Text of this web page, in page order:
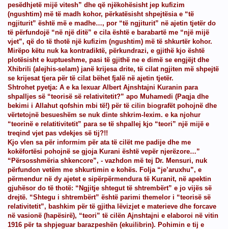
pesëdhjetë mijë vitesh” dhe që njëkohësisht jep kufizim
(ngushtim) më të madh kohor, përkatësisht shpejtësia e “të
ngjiturit” është më e madhe…, por “të ngjiturit” në ajetin tjetër do
të përfundojë “në një ditë” e cila është e barabartë me “një mijë
vjet”, që do të thotë një kufizim (ngushtim) më të shkurtër kohor.
Mirëpo këtu nuk ka kontradiktë, përkundrazi, e gjithë kjo është
plotësisht e kuptueshme, pasi të gjithë ne e dimë se engjëjt dhe
Xhibrili (alejhis-selam) janë krijesa drite, të cilat ngjiten më shpejtë
se krijesat tjera për të cilat bëhet fjalë në ajetin tjetër.
Shtrohet pyetja: A e ka lexuar Albert Ajnshtajni Kuranin para
shpalljes së “teorisë së relativitetit?” apo Muhamedi (Paqja dhe
bekimi i Allahut qofshin mbi të!) për të cilin biografët pohojnë dhe
vërtetojnë besueshëm se nuk dinte shkrim-lexim. e ka njohur
“teorinë e relatitivitetit” para se të shpallej kjo “teori” një mijë e
treqind vjet pas vdekjes së tij?!!
Kjo vlen sa për informim për ata të cilët me padije dhe me
kokëfortësi pohojnë se gjoja Kurani është vepër njerëzore…”
“Përsosshmëria shkencore”, - vazhdon më tej Dr. Mensuri, nuk
përfundon vetëm me shkurtimin e kohës. Folja “je’aruxhu”, e
përmendur në dy ajetet e sipërpërmendura të Kuranit, në apektin
gjuhësor do të thotë: “Ngjitje shtegut të shtrembërt” e jo vijës së
drejtë. “Shtegu i shtrembërt” është parimi themelor i “teorisë së
relativitetit”, bashkim për të gjitha lëvizjet e materieve dhe forcave
në vasionë (hapësirë), “teori” të cilën Ajnshtajni e elaboroi në vitin
1916 për ta shpjeguar barazpeshën (ekuilibrin). Pohimin e tij e
LUFTËN, LIRINË
Ajnshtajn